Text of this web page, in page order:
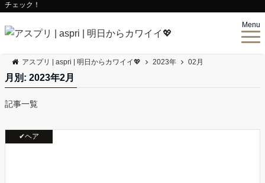
チェック！
Menu
アスプリ | aspri | 明日からカワイイ💖 2023年 02月
月別: 2023年2月
記事一覧
✔ヘア